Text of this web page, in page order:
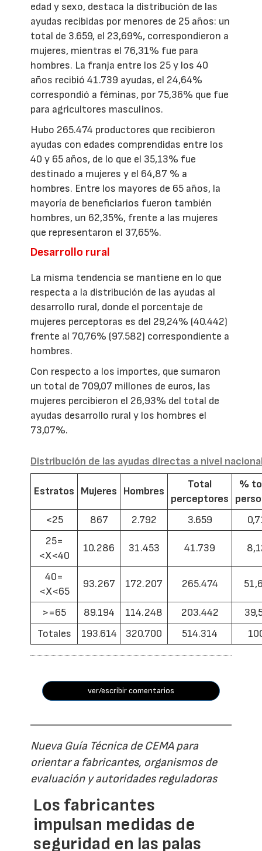
edad y sexo, destaca la distribución de las
ayudas recibidas por menores de 25 años: un
total de 3.659, el 23,69%, correspondieron a
mujeres, mientras el 76,31% fue para
hombres. La franja entre los 25 y los 40
años recibió 41.739 ayudas, el 24,64%
correspondió a féminas, por 75,36% que fue
para agricultores masculinos.
Hubo 265.474 productores que recibieron
ayudas con edades comprendidas entre los
40 y 65 años, de lo que el 35,13% fue
destinado a mujeres y el 64,87 % a
hombres. Entre los mayores de 65 años, la
mayoría de beneficiarios fueron también
hombres, un 62,35%, frente a las mujeres
que representaron el 37,65%.
Desarrollo rural
La misma tendencia se mantiene en lo que
respecta a la distribución de las ayudas al
desarrollo rural, donde el porcentaje de
mujeres perceptoras es del 29,24% (40.442)
frente al 70,76% (97.582) correspondiente a
hombres.
Con respecto a los importes, que sumaron
un total de 709,07 millones de euros, las
mujeres percibieron el 26,93% del total de
ayudas desarrollo rural y los hombres el
73,07%.
Distribución de las ayudas directas a nivel
Estratos Mujeres Hombres
Total
perceptores
%
<25
867 2.792 3.659
25=
<X<40
10.286 31.453 41.739
40=
<X<65
93.267 172.207 265.474
>=65 89.194 114.248 203.442
Totales
193.614 320.700 514.314
ver/escribir comentarios
Nueva Guía Técnica de CEMA para
orientar a fabricantes, organismos de
evaluación y autoridades reguladoras
Los fabricantes
impulsan medidas de
seguridad en las palas